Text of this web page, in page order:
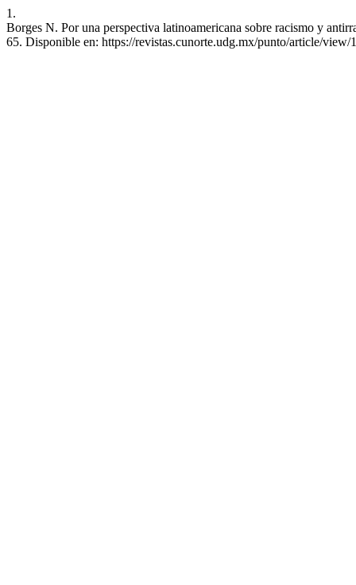
1.
Borges N. Por una perspectiva latinoamericana sobre racismo y
65. Disponible en: https://revistas.cunorte.udg.mx/punto/article/view/